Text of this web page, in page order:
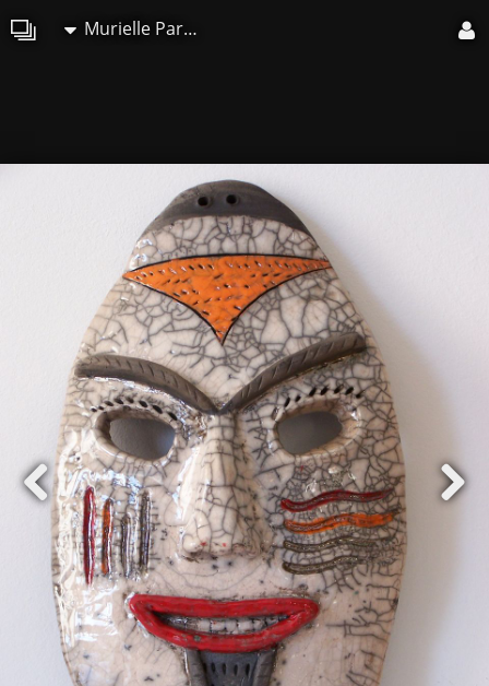
Murielle Paradis